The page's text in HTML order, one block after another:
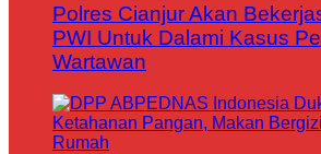
Polres Cianjur Akan
PWI Untuk Dalami Kasus
Wartawan